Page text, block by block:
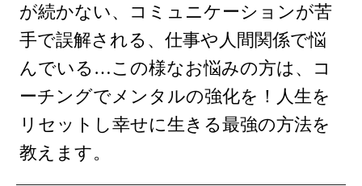
が続かない、コミュニケーションが苦
手で誤解される、仕事や人間関係で悩
んでいる…この様なお悩みの方は、コ
ーチングでメンタルの強化を！人生を
リセットし幸せに生きる最強の方法を
教えます。